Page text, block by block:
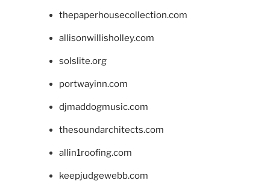
thepaperhousecollection.com
allisonwillisholley.com
solslite.org
portwayinn.com
djmaddogmusic.com
thesoundarchitects.com
allin1roofing.com
keepjudgewebb.com